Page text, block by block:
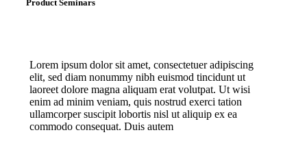
Product Seminars
Lorem ipsum dolor sit amet, consectetuer adipiscing
elit, sed diam nonummy nibh euismod tincidunt ut
laoreet dolore magna aliquam erat volutpat. Ut wisi
enim ad minim veniam, quis nostrud exerci tation
ullamcorper suscipit lobortis nisl ut aliquip ex ea
commodo consequat. Duis autem